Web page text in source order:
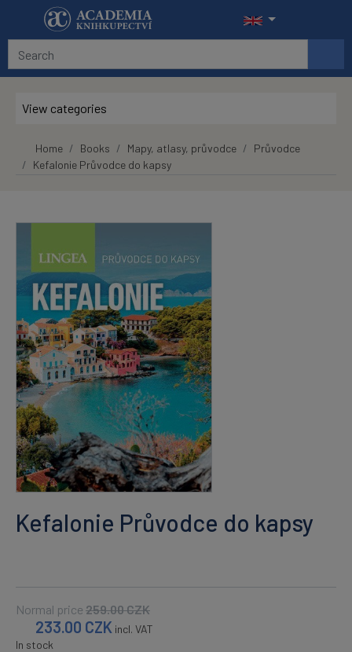
Skip to main content
View categories
Home Books Mapy, atlasy, průvodce
Průvodce
Kefalonie Průvodce do kapsy
Kefalonie Průvodce do kapsy
Normal price 259.00CZK
233.00 CZK incl. VAT
In stock